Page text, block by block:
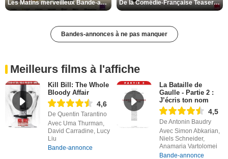
Les Matins merveilleux Bande-annonce VF De la Comédie-Française Teaser VF
Bandes-annonces à ne pas manquer
Meilleurs films à l'affiche
Kill Bill: The Whole
Bloody Affair
4,6
De Quentin Tarantino
Avec Uma Thurman,
David Carradine, Lucy
Liu
Bande-annonce
La Bataille de
Gaulle - Partie 2 :
J’écris ton nom
4,5
De Antonin Baudry
Avec Simon Abkarian,
Niels Schneider,
Anamaria Vartolomei
Bande-annonce